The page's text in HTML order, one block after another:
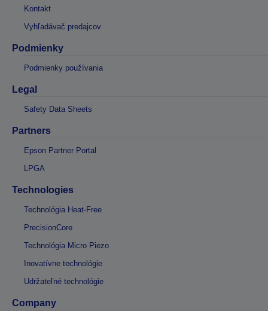
Kontakt
Vyhľadávač predajcov
Podmienky
Podmienky používania
Legal
Safety Data Sheets
Partners
Epson Partner Portal
LPGA
Technologies
Technológia Heat-Free
PrecisionCore
Technológia Micro Piezo
Inovatívne technológie
Udržateľné technológie
Company